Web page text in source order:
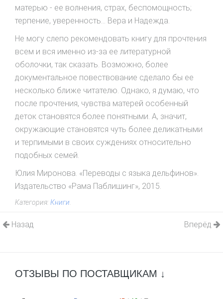
матерью - ее волнения, страх, беспомощность;
терпение, уверенность... Вера и Надежда.
Не могу слепо рекомендовать книгу для прочтения
всем и вся именно из-за ее литературной
оболочки, так сказать. Возможно, более
документальное повествование сделало бы ее
несколько ближе читателю. Однако, я думаю, что
после прочтения, чувства матерей особенный
деток становятся более понятными. А, значит,
окружающие становятся чуть более деликатными
и терпимыми в своих суждениях относительно
подобных семей.
Юлия Миронова. «Переводы с языка дельфинов».
Издательство «Рама Паблишинг», 2015.
Категория: Книги
Назад Вперёд
ОТЗЫВЫ ПО ПОСТАВЩИКАМ ↓